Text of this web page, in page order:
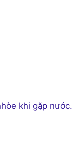
khi gặp nước.